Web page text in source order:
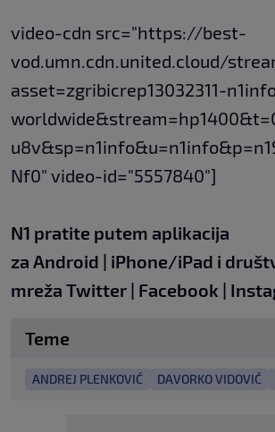
video-cdn src="https://best-
vod.umn.cdn.united.cloud/
asset=zgribicrep13032311-
Nf0" video-id="5557840"]
N1 pratite putem aplikacija
za Android | iPhone/iPad i
mreža Twitter | Facebook |
Teme
ANDREJ PLENKOVIĆ DAVORKO VIDOVIĆ